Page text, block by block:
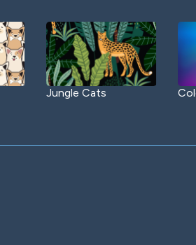
Jungle Cats